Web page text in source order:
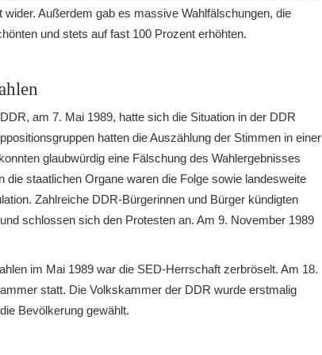
Außerdem gab es massive Wahlfälschungen, die
und stets auf fast 100 Prozent erhöhten.
am 7. Mai 1989, hatte sich die Situation in der DDR
hatten die Auszählung der Stimmen in einer
glaubwürdig eine Fälschung des Wahlergebnisses
die staatlichen Organe waren die Folge sowie landesweite
Zahlreiche DDR-Bürgerinnen und Bürger kündigten
schlossen sich den Protesten an. Am 9. November 1989
im Mai 1989 war die SED-Herrschaft zerbröselt. Am 18.
statt. Die Volkskammer der DDR wurde erstmalig
Bevölkerung gewählt.